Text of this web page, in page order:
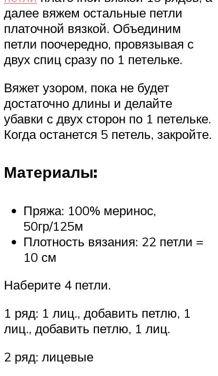
далее вяжем остальные петли
платочной вязкой. Объединим
петли поочередно, провязывая с
двух спиц сразу по 1 петельке.
Вяжет узором, пока не будет
достаточно длины и делайте
убавки с двух сторон по 1 петельке.
Когда останется 5 петель, закройте.
Материалы:
Пряжа: 100% меринос,
50гр/125м
Плотность вязания: 22 петли =
10 см
Наберите 4 петли.
1 ряд: 1 лиц., добавить петлю, 1
лиц., добавить петлю, 1 лиц.
2 ряд: лицевые